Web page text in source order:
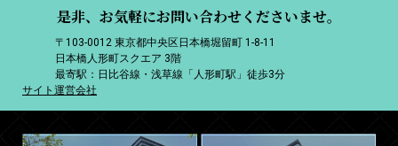
是非、お気軽にお問い合わせくださいませ。
〒103-0012 東京都中央区日本橋堀留町 1-8-11
日本橋人形町スクエア 3階
最寄駅：日比谷線・浅草線「人形町駅」徒歩3分
サイト運営会社